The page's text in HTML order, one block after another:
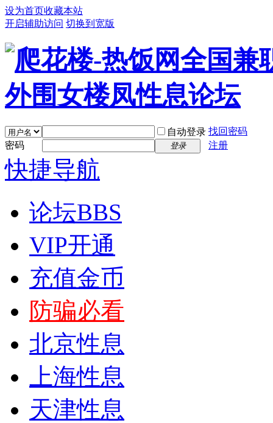
设为首页收藏本站
开启辅助访问 切换到宽版
自动登录 找回密码
密码
登录 注册
快捷导航
论坛BBS
VIP开通
充值金币
防骗必看
北京性息
上海性息
天津性息